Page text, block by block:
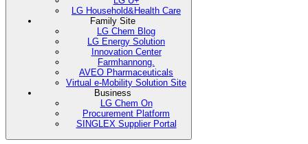
LG Household&Health Care
Family Site
LG Chem Blog
LG Energy Solution
Innovation Center
Farmhannong.
AVEO Pharmaceuticals
Virtual e-Mobility Solution Site
Business
LG Chem On
Procurement Platform
SINGLEX Supplier Portal